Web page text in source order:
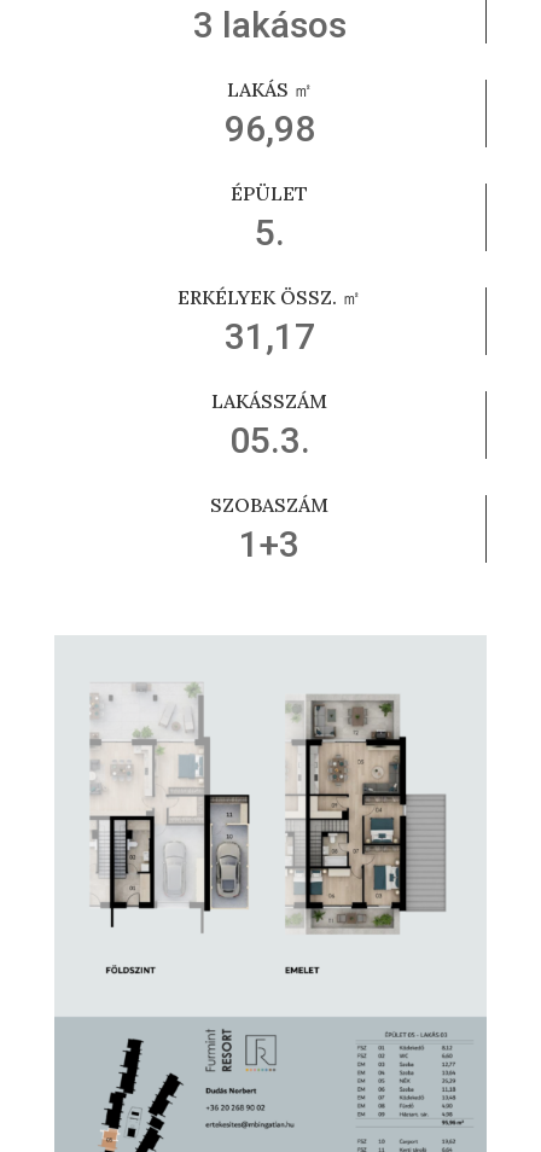
3 lakásos
LAKÁS ㎡
96,98
ÉPÜLET
5.
ERKÉLYEK ÖSSZ. ㎡
31,17
LAKÁSSZÁM
05.3.
SZOBASZÁM
1+3